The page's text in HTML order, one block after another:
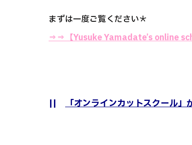
まずは一度ご覧ください＊
⇒⇒【Yusuke Yamadate’s online
|| 「オンラインカットスクール」